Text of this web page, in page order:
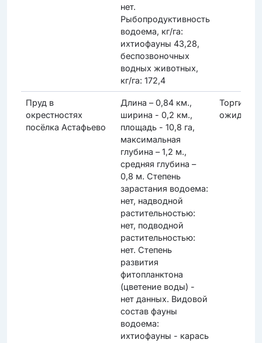
нет.
Рыбопродуктивность
водоема, кг/га:
ихтиофауны 43,28,
беспозвоночных
водных животных,
кг/га: 172,4
Пруд в
окрестностях
посёлка Астафьево
Длина – 0,84 км.,
ширина - 0,2 км.,
площадь - 10,8 га,
максимальная
глубина – 1,2 м.,
средняя глубина –
0,8 м. Степень
зарастания водоема:
нет, надводной
растительностью:
нет, подводной
растительностью:
нет. Степень
развития
фитопланктона
(цветение воды) -
нет данных. Видовой
состав фауны
водоема:
ихтиофауны - карась
Торги